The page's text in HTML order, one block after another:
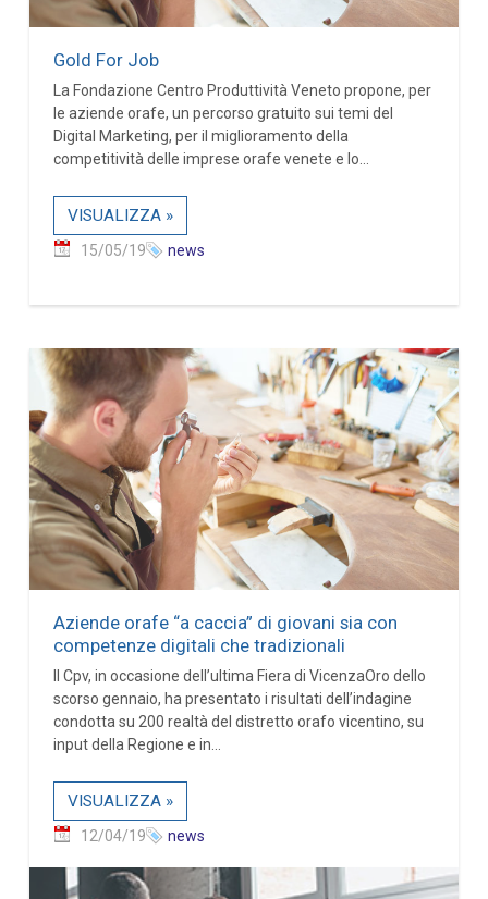
Gold For Job
La Fondazione Centro Produttività Veneto propone, per
le aziende orafe, un percorso gratuito sui temi del
Digital Marketing, per il miglioramento della
competitività delle imprese orafe venete e lo...
VISUALIZZA »
15/05/19 news
Aziende orafe “a caccia” di giovani sia con
competenze digitali che tradizionali
Il Cpv, in occasione dell’ultima Fiera di VicenzaOro dello
scorso gennaio, ha presentato i risultati dell’indagine
condotta su 200 realtà del distretto orafo vicentino, su
input della Regione e in...
VISUALIZZA »
12/04/19 news